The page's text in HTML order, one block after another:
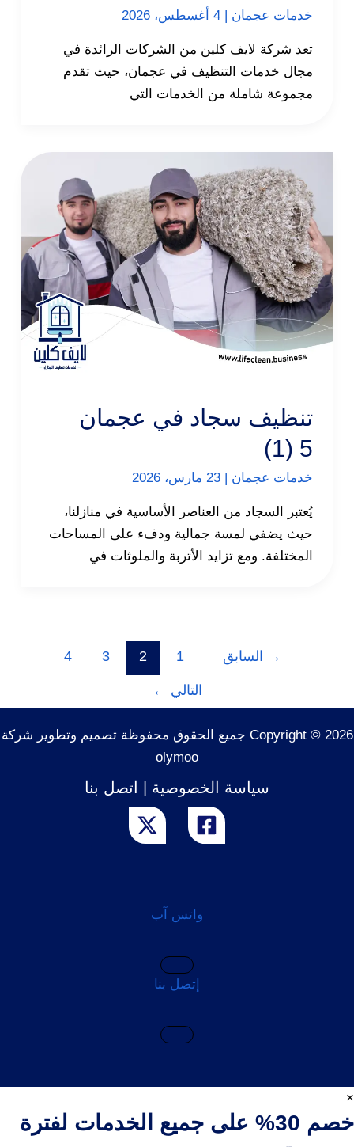
خدمات عجمان | 4 أغسطس، 2026
تعد شركة لايف كلين من الشركات الرائدة في
مجال خدمات التنظيف في عجمان، حيث تقدم
مجموعة شاملة من الخدمات التي
تنظيف سجاد في عجمان
5 (1)
خدمات عجمان | 23 مارس، 2026
يُعتبر السجاد من العناصر الأساسية في منازلنا،
حيث يضفي لمسة جمالية ودفء على المساحات
المختلفة. ومع تزايد الأتربة والملوثات في
→ السابق 1
2
3
4
التالي ←
Copyright © 2026 جميع الحقوق محفوظة تصميم وتطوير شركة
olymoo
سياسة الخصوصية اتصل بنا
واتس آب
إتصل بنا
×
خصم 30% على جميع الخدمات لفترة